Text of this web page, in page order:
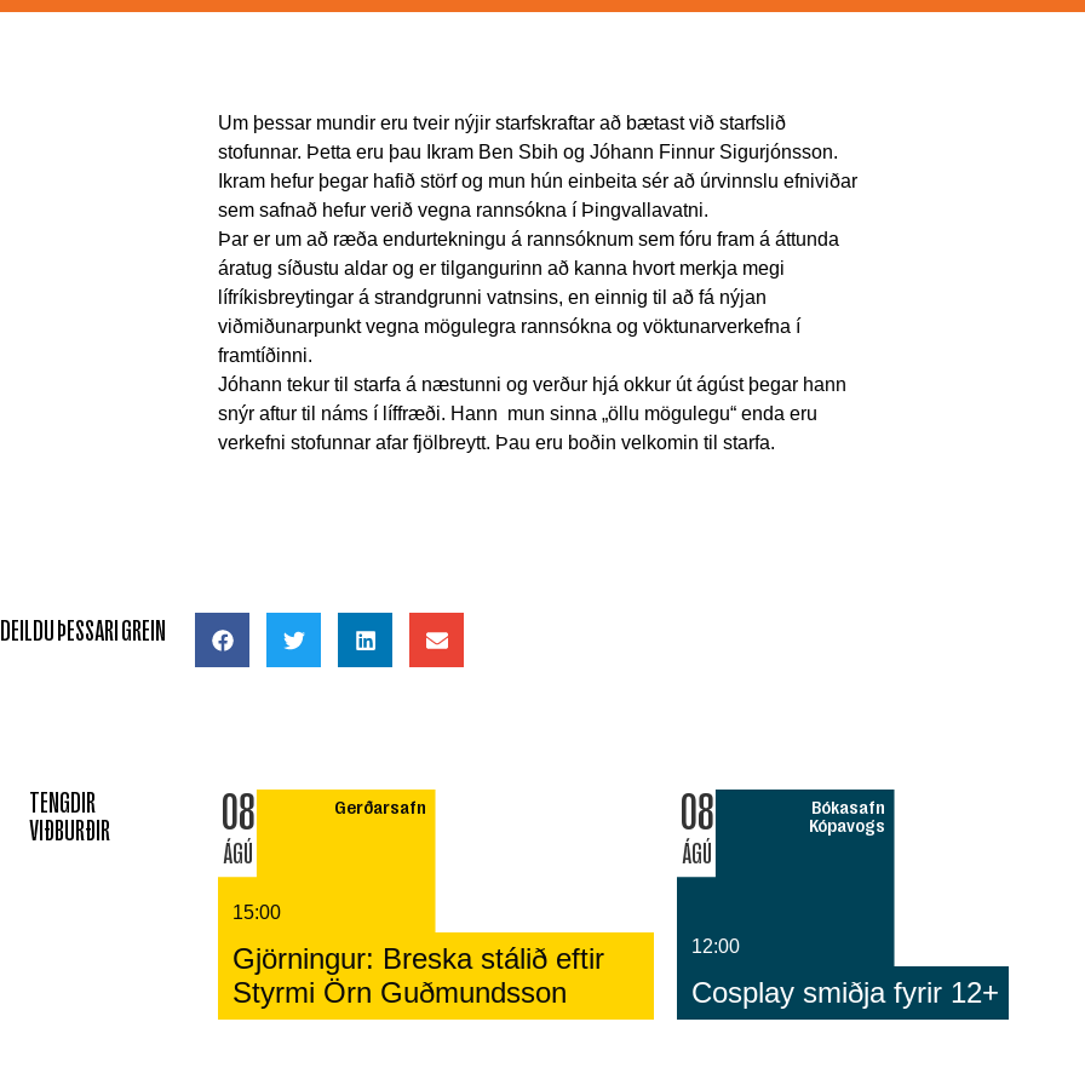
Um þessar mundir eru tveir nýjir starfskraftar að bætast við starfslið
stofunnar. Þetta eru þau Ikram Ben Sbih og Jóhann Finnur Sigurjónsson.
Ikram hefur þegar hafið störf og mun hún einbeita sér að úrvinnslu efniviðar
sem safnað hefur verið vegna rannsókna í Þingvallavatni.
Þar er um að ræða endurtekningu á rannsóknum sem fóru fram á áttunda
áratug síðustu aldar og er tilgangurinn að kanna hvort merkja megi
lífríkisbreytingar á strandgrunni vatnsins, en einnig til að fá nýjan
viðmiðunarpunkt vegna mögulegra rannsókna og vöktunarverkefna í
framtíðinni.
Jóhann tekur til starfa á næstunni og verður hjá okkur út ágúst þegar hann
snýr aftur til náms í líffræði. Hann mun sinna „öllu mögulegu“ enda eru
verkefni stofunnar afar fjölbreytt. Þau eru boðin velkomin til starfa.
DEILDU ÞESSARI GREIN
TENGDIR
VIÐBURÐIR
08
ÁGÚ
Gerðarsafn
15:00
Gjörningur: Breska stálið eftir
Styrmi Örn Guðmundsson
08
ÁGÚ
Bókasafn
Kópavogs
12:00
Cosplay smiðja fyrir 12+